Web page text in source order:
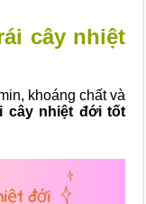
cây nhiệt
khoáng chất và
cây nhiệt đới tốt